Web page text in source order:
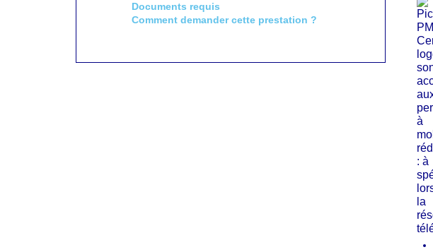
Documents requis
Comment demander cette prestation ?